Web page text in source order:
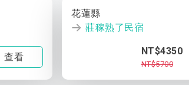
查看
花蓮縣
莊稼熟了民宿
NT$4350
NT$5700